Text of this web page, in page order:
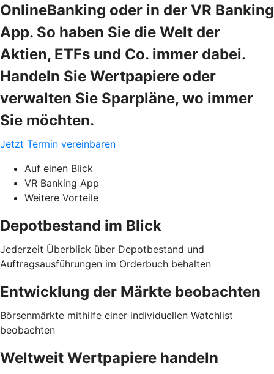
OnlineBanking oder in der VR Banking
App. So haben Sie die Welt der
Aktien, ETFs und Co. immer dabei.
Handeln Sie Wertpapiere oder
verwalten Sie Sparpläne, wo immer
Sie möchten.
Jetzt Termin vereinbaren
Auf einen Blick
VR Banking App
Weitere Vorteile
Depotbestand im Blick
Jederzeit Überblick über Depotbestand und
Auftragsausführungen im Orderbuch behalten
Entwicklung der Märkte beobachten
Börsenmärkte mithilfe einer individuellen Watchlist
beobachten
Weltweit Wertpapiere handeln